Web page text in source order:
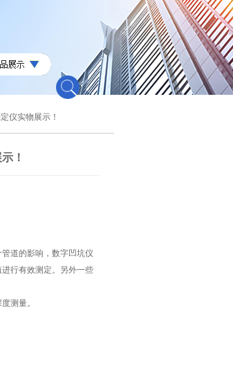
仪实物展示！
！
道的影响，数字凹坑仪
行有效测定。另外一些
测量。